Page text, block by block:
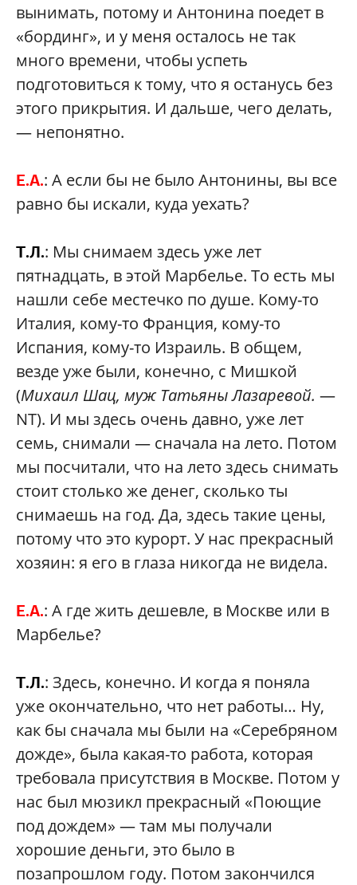
вынимать, потому и Антонина поедет в
«бординг», и у меня осталось не так
много времени, чтобы успеть
подготовиться к тому, что я останусь без
этого прикрытия. И дальше, чего делать,
— непонятно.
Е.А.: А если бы не было Антонины, вы все
равно бы искали, куда уехать?
Т.Л.: Мы снимаем здесь уже лет
пятнадцать, в этой Марбелье. То есть мы
нашли себе местечко по душе. Кому-то
Италия, кому-то Франция, кому-то
Испания, кому-то Израиль. В общем,
везде уже были, конечно, с Мишкой
(Михаил Шац, муж Татьяны Лазаревой. —
NT). И мы здесь очень давно, уже лет
семь, снимали — сначала на лето. Потом
мы посчитали, что на лето здесь снимать
стоит столько же денег, сколько ты
снимаешь на год. Да, здесь такие цены,
потому что это курорт. У нас прекрасный
хозяин: я его в глаза никогда не видела.
Е.А.: А где жить дешевле, в Москве или в
Марбелье?
Т.Л.: Здесь, конечно. И когда я поняла
уже окончательно, что нет работы… Ну,
как бы сначала мы были на «Серебряном
дожде», была какая-то работа, которая
требовала присутствия в Москве. Потом у
нас был мюзикл прекрасный «Поющие
под дождем» — там мы получали
хорошие деньги, это было в
позапрошлом году. Потом закончился